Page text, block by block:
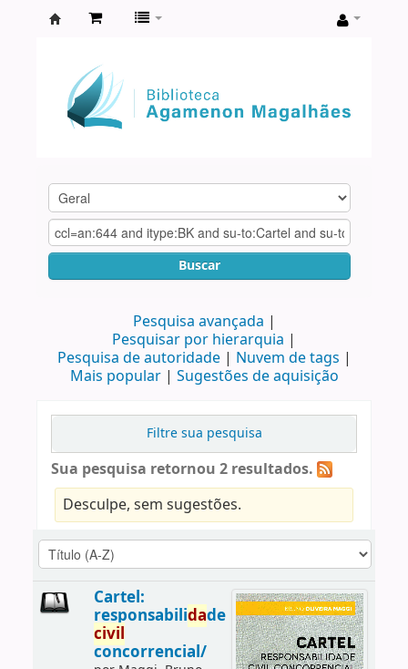
Agamenon
Magalhães
Buscar
Pesquisa avançada
Pesquisar por hierarquia
Pesquisa de autoridade
Nuvem de tags
Mais popular
Sugestões de aquisição
Filtre sua pesquisa
Sua pesquisa retornou 2 resultados.
Desculpe, sem sugestões.
Cartel:
responsabilidade
civil
concorrencial/